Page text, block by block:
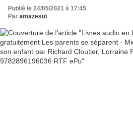
Cloutier, Lorraine Filion,
9782896196036 RTF ePu
Publié le 24/05/2021 à 17:45
Par amazesut